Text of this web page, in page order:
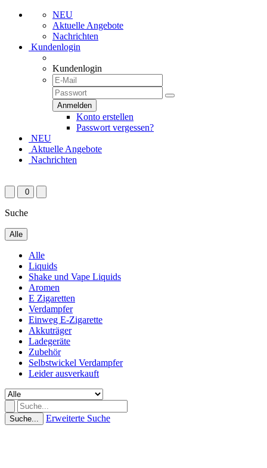
NEU
Aktuelle Angebote
Nachrichten
Kundenlogin
Kundenlogin
Konto erstellen
Passwort vergessen?
NEU
Aktuelle Angebote
Nachrichten
0
Suche
Alle
Alle
Liquids
Shake und Vape Liquids
Aromen
E Zigaretten
Verdampfer
Einweg E-Zigarette
Akkuträger
Ladegeräte
Zubehör
Selbstwickel Verdampfer
Leider ausverkauft
Suche... Erweiterte Suche